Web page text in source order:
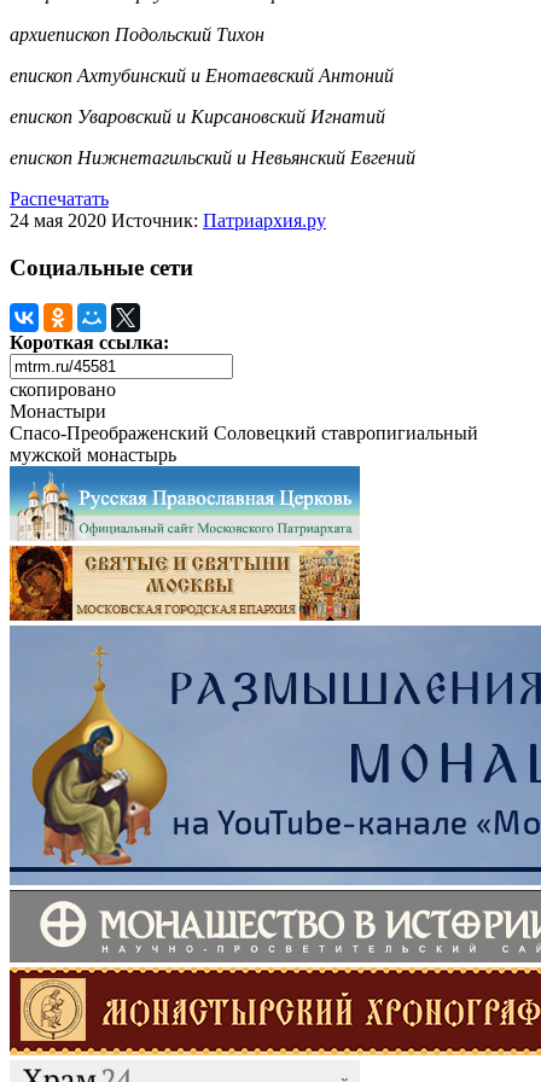
архиепископ Подольский Тихон
епископ Ахтубинский и Енотаевский Антоний
епископ Уваровский и Кирсановский Игнатий
епископ Нижнетагильский и Невьянский Евгений
Распечатать
24 мая 2020 Источник: Патриархия.ру
Социальные сети
Короткая ссылка:
скопировано
Монастыри
Спасо-Преображенский Соловецкий ставропигиальный
мужской монастырь